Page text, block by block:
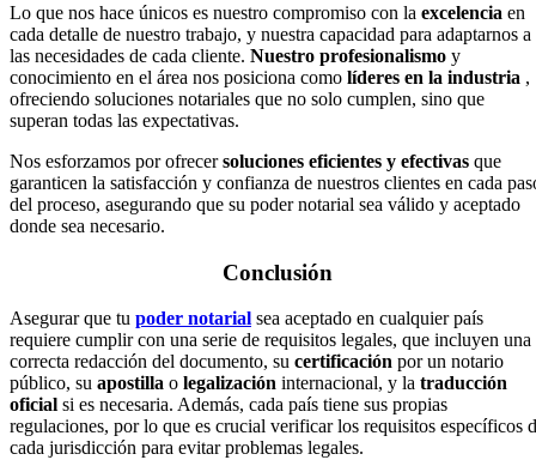
Lo que nos hace únicos es nuestro compromiso con la excelencia en
cada detalle de nuestro trabajo, y nuestra capacidad para adaptarnos a
las necesidades de cada cliente. Nuestro profesionalismo y
conocimiento en el área nos posiciona como líderes en la industria ,
ofreciendo soluciones notariales que no solo cumplen, sino que
superan todas las expectativas.
Nos esforzamos por ofrecersoluciones eficientes y efectivas que
garanticen la satisfacción y confianza de nuestros clientes en cada
del proceso, asegurando que su poder notarial sea válido y aceptado
donde sea necesario.
Conclusión
Asegurar que tu poder notarial sea aceptado en cualquier país
requiere cumplir con una serie de requisitos legales, que incluyen una
correcta redacción del documento, su certificación por un notario
público, su apostilla o legalización internacional, y la traducción
oficial si es necesaria. Además, cada país tiene sus propias
regulaciones, por lo que es crucial verificar los requisitos específicos
cada jurisdicción para evitar problemas legales.